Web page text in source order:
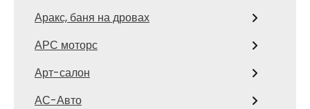
Аракс, баня на дровах
АРС моторс
Арт-салон
АС-Авто